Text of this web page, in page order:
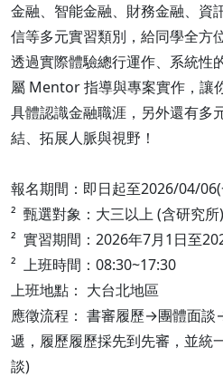
金融、智能金融、財務金融、資
信等多元實習類別，給同學全方
透過實際體驗總行運作、系統性
屬 Mentor 指導與專案實作，讓
具體認識金融職涯，另外還有多
結、拓展人脈與視野！
報名期間：即日起至2026/04/
² 甄選對象：大三以上 (含研究所
² 實習期間：2026年7月1日至
² 上班時間：08:30~17:30
上班地點： 大台北地區
應徵流程： 書審履歷→團體面
遞，履歷履歷採先到先審，並統
談)